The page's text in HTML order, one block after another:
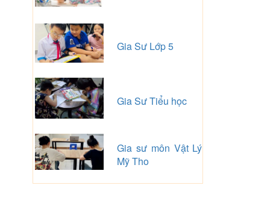
Gia Sư Lớp 5
Gia Sư Tiểu học
Gia sư môn Vật Lý
Mỹ Tho